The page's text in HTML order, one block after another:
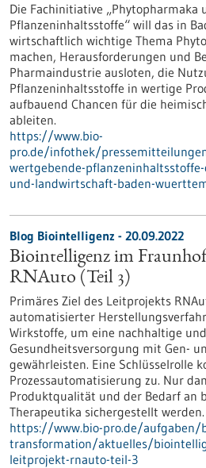
Die Fachinitiative „Phytopharmaka
Pflanzeninhaltsstoffe“ will das in
wirtschaftlich wichtige Thema
machen, Herausforderungen und
Pharmaindustrie ausloten, die
Pflanzeninhaltsstoffe in wertige
aufbauend Chancen für die
ableiten.
https://www.bio-
pro.de/infothek/
wertgebende-
und-landwirtschaft-baden-
Blog Biointelligenz - 20.09.2022
Biointelligenz im
RNAuto (Teil 3)
Primäres Ziel des Leitprojekts
automatisierter
Wirkstoffe, um eine nachhaltige
Gesundheitsversorgung mit Gen-
gewährleisten. Eine Schlüsselrolle
Prozessautomatisierung zu. Nur
Produktqualität und der Bedarf an
Therapeutika sichergestellt werden.
https://www.bio-pro.de/aufgaben/
transformation/aktuelles/
leitprojekt-rnauto-teil-3